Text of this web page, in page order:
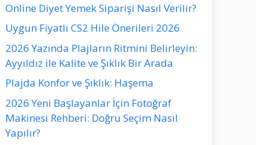
Online Diyet Yemek Siparişi Nasıl Verilir?
Uygun Fiyatlı CS2 Hile Önerileri 2026
2026 Yazında Plajların Ritmini Belirleyin:
Ayyıldız ile Kalite ve Şıklık Bir Arada
Plajda Konfor ve Şıklık: Haşema
2026 Yeni Başlayanlar İçin Fotoğraf
Makinesi Rehberi: Doğru Seçim Nasıl
Yapılır?